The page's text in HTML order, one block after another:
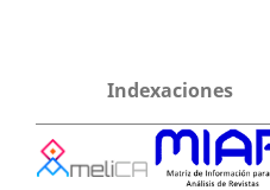
Indexaciones